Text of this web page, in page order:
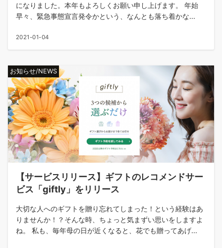
になりました。本年もよろしくお願い申し上げます。 年始
早々、緊急事態宣言発令かという、なんとも落ち着かな...
2021-01-04
お知らせ/NEWS
【サービスリリース】ギフトのレコメンドサー
ビス「giftly」をリリース
大切な人へのギフトを贈り忘れてしまった！という経験はあ
りませんか！？そんな時、ちょっと気まずい思いをしますよ
ね。 私も、毎年母の日が近くなると、花でも贈ってあげ...